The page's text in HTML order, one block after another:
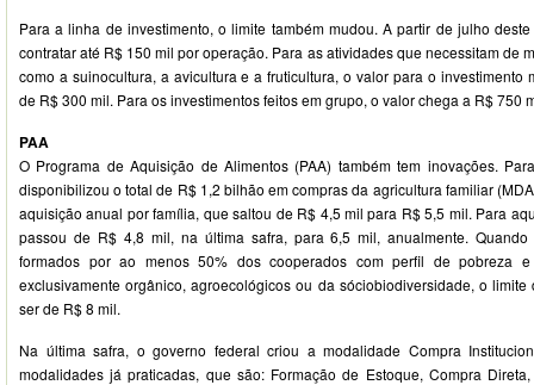
Para a linha de investimento, o limite também mudou. A partir de julho
contratar até R$ 150 mil por operação. Para as atividades que necessitam de
como a suinocultura, a avicultura e a fruticultura, o valor para o investimento
de R$ 300 mil. Para os investimentos feitos em grupo, o valor chega a R$ 750
PAA
O Programa de Aquisição de Alimentos (PAA) também tem inovações.
disponibilizou o total de R$ 1,2 bilhão em compras da agricultura familiar
aquisição anual por família, que saltou de R$ 4,5 mil para R$ 5,5 mil. Para
passou de R$ 4,8 mil, na última safra, para 6,5 mil, anualmente.
formados por ao menos 50% dos cooperados com perfil de pobreza
exclusivamente orgânico, agroecológicos ou da sóciobiodiversidade, o
ser de R$ 8 mil.
Na última safra, o governo federal criou a modalidade Compra
modalidades já praticadas, que são: Formação de Estoque, Compra